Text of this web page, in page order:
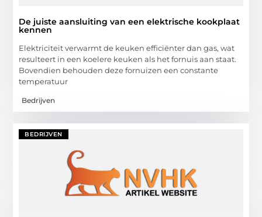
De juiste aansluiting van een elektrische kookplaat
kennen
Elektriciteit verwarmt de keuken efficiënter dan gas, wat
resulteert in een koelere keuken als het fornuis aan staat.
Bovendien behouden deze fornuizen een constante
temperatuur
Bedrijven
BEDRIJVEN